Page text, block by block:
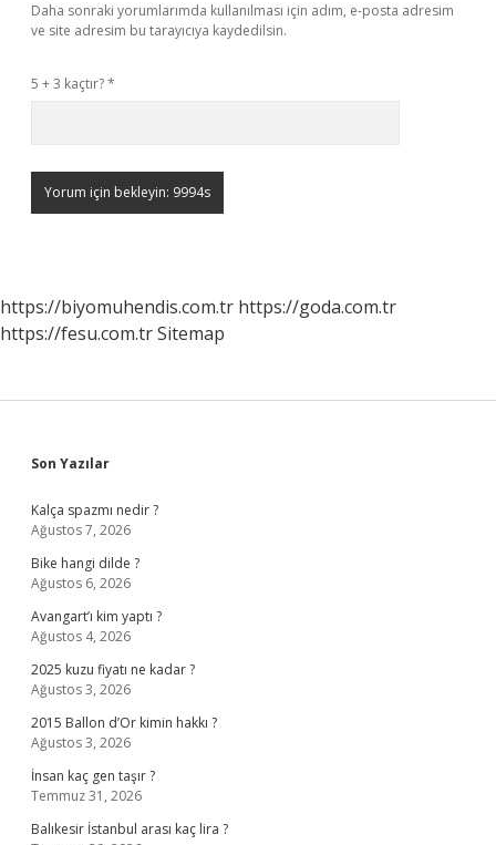
Daha sonraki yorumlarımda kullanılması için adım, e-posta adresim
ve site adresim bu tarayıcıya kaydedilsin.
5 + 3 kaçtır?*
https://biyomuhendis.com.tr https://goda.com.tr
https://fesu.com.trSitemap
Sidebar
Son Yazılar
Kalça spazmı nedir ?
Ağustos 7, 2026
Bike hangi dilde ?
Ağustos 6, 2026
Avangart’ı kim yaptı ?
Ağustos 4, 2026
2025 kuzu fiyatı ne kadar ?
Ağustos 3, 2026
2015 Ballon d’Or kimin hakkı ?
Ağustos 3, 2026
İnsan kaç gen taşır ?
Temmuz 31, 2026
Balıkesir İstanbul arası kaç lira ?